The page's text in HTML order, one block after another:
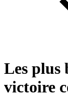
Les plus
victoire